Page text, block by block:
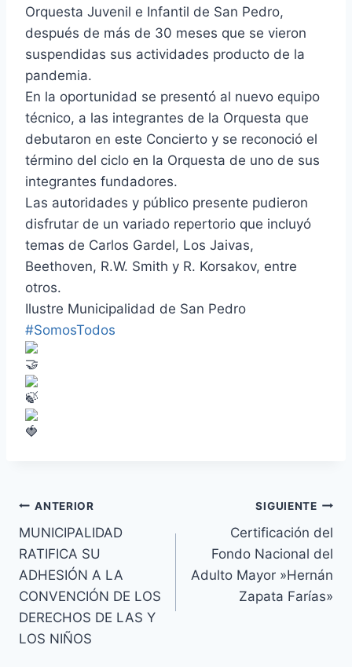
Orquesta Juvenil e Infantil de San Pedro,
después de más de 30 meses que se vieron
suspendidas sus actividades producto de la
pandemia.
En la oportunidad se presentó al nuevo equipo
técnico, a las integrantes de la Orquesta que
debutaron en este Concierto y se reconoció el
término del ciclo en la Orquesta de uno de sus
integrantes fundadores.
Las autoridades y público presente pudieron
disfrutar de un variado repertorio que incluyó
temas de Carlos Gardel, Los Jaivas,
Beethoven, R.W. Smith y R. Korsakov, entre
otros.
Ilustre Municipalidad de San Pedro
#SomosTodos
ANTERIOR
MUNICIPALIDAD
RATIFICA SU
ADHESIÓN A LA
CONVENCIÓN DE LOS
DERECHOS DE LAS Y
LOS NIÑOS
SIGUIENTE
Certificación del
Fondo Nacional del
Adulto Mayor »Hernán
Zapata Farías»